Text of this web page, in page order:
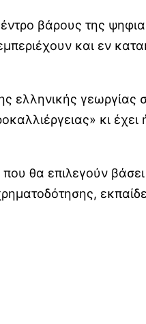
βάρους της
και εν
ελληνικής
κι
θα επιλεγούν